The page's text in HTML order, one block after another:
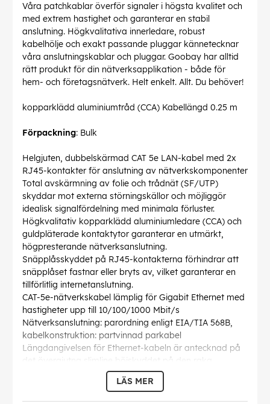
Våra patchkablar överför signaler i högsta kvalitet och
med extrem hastighet och garanterar en stabil
anslutning. Högkvalitativa innerledare, robust
kabelhölje och exakt passande pluggar kännetecknar
våra anslutningskablar och pluggar. Goobay har alltid
rätt produkt för din nätverksapplikation - både för
hem- och företagsnätverk. Helt enkelt. Allt. Du behöver!
kopparklädd aluminiumtråd (CCA) Kabellängd 0.25 m
Förpackning: Bulk
Helgjuten, dubbelskärmad CAT 5e LAN-kabel med 2x
RJ45-kontakter för anslutning av nätverkskomponenter
Total avskärmning av folie och trådnät (SF/UTP)
skyddar mot externa störningskällor och möjliggör
idealisk signalfördelning med minimala förluster.
Högkvalitativ kopparklädd aluminiumledare (CCA) och
guldpläterade kontaktytor garanterar en utmärkt,
högpresterande nätverksanslutning.
Snäpplåsskyddet på RJ45-kontakterna förhindrar att
snäpplåset fastnar eller bryts av, vilket garanterar en
tillförlitlig internetanslutning.
CAT-5e-nätverkskabel lämplig för Gigabit Ethernet med
hastigheter upp till 10/100/1000 Mbit/s
Nätverksanslutning: parordning enligt EIA/TIA 568B,
kabelkonstruktion: partvinnad parkabel
Längdangivelsen för Ethernet-kabeln är antecknad på
det övergjutna slimline böjskyddet på den raka
Böjningsradie >: 44.8 mm
LÄS MER